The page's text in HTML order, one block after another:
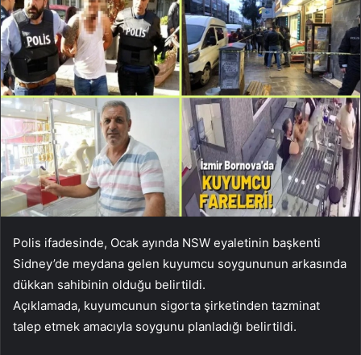
Polis ifadesinde, Ocak ayında NSW eyaletinin başkenti
Sidney’de meydana gelen kuyumcu soygununun arkasında
dükkan sahibinin olduğu belirtildi.
Açıklamada, kuyumcunun sigorta şirketinden tazminat
talep etmek amacıyla soygunu planladığı belirtildi.